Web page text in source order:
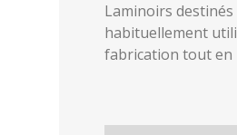
Laminoirs
habituellement
fabrication tout en